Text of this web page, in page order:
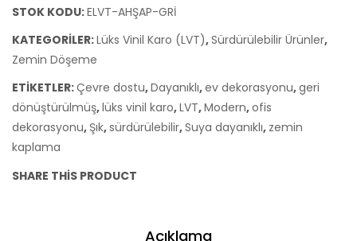
Kaplama
STOK KODU:ELVT-AHŞAP-GRİ
KATEGORILER:Lüks Vinil Karo (LVT),Sürdürülebilir Ürünler,
Zemin Döşeme
ETIKETLER:Çevre dostu,Dayanıklı,ev dekorasyonu,geri
dönüştürülmüş,lüks vinil karo,LVT,Modern,ofis
dekorasyonu, Şık,sürdürülebilir,Suya dayanıklı, zemin
kaplama
SHARE THIS PRODUCT
Açıklama